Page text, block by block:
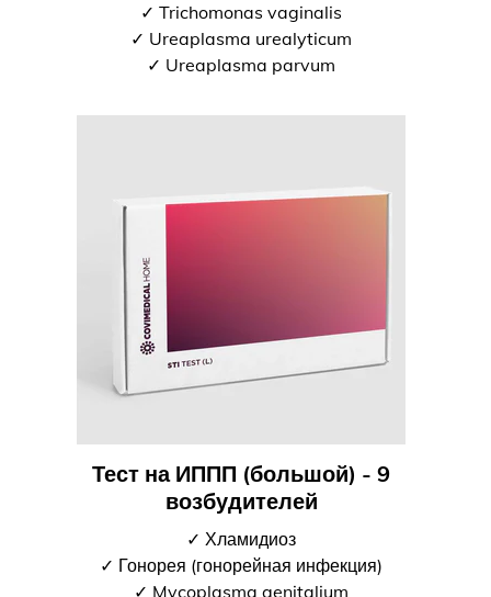
✓ Trichomonas vaginalis
✓ Ureaplasma urealyticum
✓ Ureaplasma parvum
Тест на ИППП (большой) - 9
возбудителей
✓ Хламидиоз
✓ Гонорея (гонорейная инфекция)
✓ Mycoplasma genitalium